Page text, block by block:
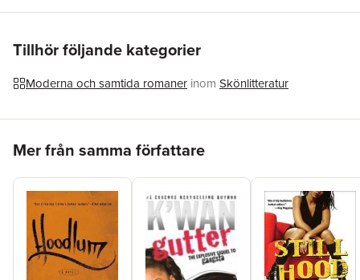
Tillhör följande kategorier
Moderna och samtida romaner inom Skönlitteratur
Mer från samma författare